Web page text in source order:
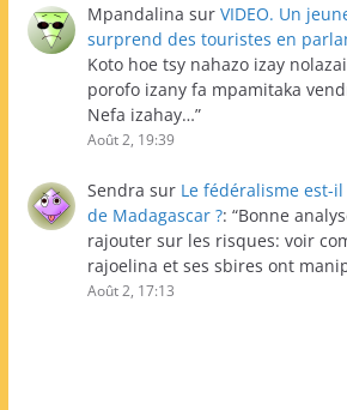
Mpandalina sur VIDEO. Un
surprend des touristes en
Koto hoe tsy nahazo izay
porofo izany fa mpamitaka
Nefa izahay…”
Août 2, 19:39
Sendra sur Le fédéralisme est-
de Madagascar ?: “Bonne
rajouter sur les risques: voir
rajoelina et ses sbires ont
Août 2, 17:13